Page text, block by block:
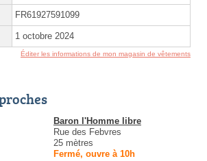
FR61927591099
1 octobre 2024
Éditer les informations de mon magasin de vêtements
Baron l'Homme libre
Rue des Febvres
25 mètres
Fermé, ouvre à 10h